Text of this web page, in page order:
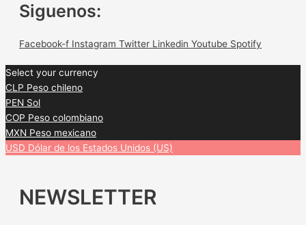
Siguenos:
Facebook-f Instagram Twitter Linkedin Youtube Spotify
Select your currency
CLP Peso chileno
PEN Sol
COP Peso colombiano
MXN Peso mexicano
USD Dólar de los Estados Unidos (US)
NEWSLETTER